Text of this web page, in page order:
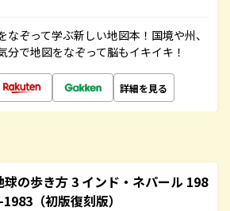
なぞって学ぶ新しい地図本！国境や州、
分で地図をなぞって脳もイキイキ！
詳細を見る
球の歩き方 3 インド・ネパール 198
1983（初版復刻版）